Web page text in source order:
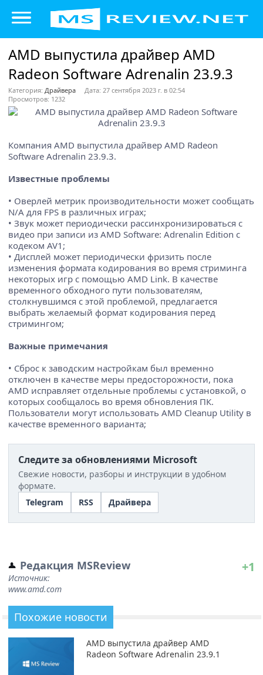
AMD выпустила драйвер AMD
Radeon Software Adrenalin 23.9.3
Категория: Драйвера
Дата: 27 сентября 2023 г. в 02:54
Просмотров: 1232
Компания AMD выпустила драйвер AMD Radeon
Software Adrenalin 23.9.3.
Известные проблемы
• Оверлей метрик производительности может сообщать
N/A для FPS в различных играх;
• Звук может периодически рассинхронизироваться с
видео при записи из AMD Software: Adrenalin Edition с
кодеком AV1;
• Дисплей может периодически фризить после
изменения формата кодирования во время стриминга
некоторых игр с помощью AMD Link. В качестве
временного обходного пути пользователям,
столкнувшимся с этой проблемой, предлагается
выбрать желаемый формат кодирования перед
стримингом;
Важные примечания
• Сброс к заводским настройкам был временно
отключен в качестве меры предосторожности, пока
AMD исправляет отдельные проблемы с установкой, о
которых сообщалось во время обновления ПК.
Пользователи могут использовать AMD Cleanup Utility в
качестве временного варианта;
Следите за обновлениями Microsoft
Свежие новости, разборы и инструкции в удобном
формате.
Telegram
RSS Драйвера
Редакция MSReview
Источник:
www.amd.com
+1
Похожие новости
AMD выпустила драйвер AMD
Radeon Software Adrenalin 23.9.1